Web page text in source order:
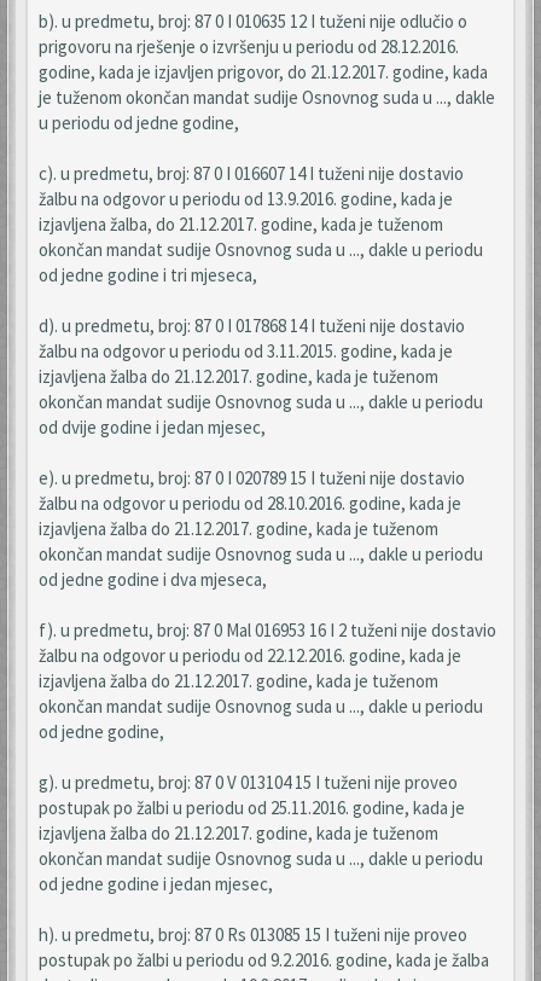
b). u predmetu, broj: 87 0 I 010635 12 I tuženi nije odlučio o
prigovoru na rješenje o izvršenju u periodu od 28.12.2016.
godine, kada je izjavljen prigovor, do 21.12.2017. godine, kada
je tuženom okončan mandat sudije Osnovnog suda u ..., dakle
u periodu od jedne godine,
c). u predmetu, broj: 87 0 I 016607 14 I tuženi nije dostavio
žalbu na odgovor u periodu od 13.9.2016. godine, kada je
izjavljena žalba, do 21.12.2017. godine, kada je tuženom
okončan mandat sudije Osnovnog suda u ..., dakle u periodu
od jedne godine i tri mjeseca,
d). u predmetu, broj: 87 0 I 017868 14 I tuženi nije dostavio
žalbu na odgovor u periodu od 3.11.2015. godine, kada je
izjavljena žalba do 21.12.2017. godine, kada je tuženom
okončan mandat sudije Osnovnog suda u ..., dakle u periodu
od dvije godine i jedan mjesec,
e). u predmetu, broj: 87 0 I 020789 15 I tuženi nije dostavio
žalbu na odgovor u periodu od 28.10.2016. godine, kada je
izjavljena žalba do 21.12.2017. godine, kada je tuženom
okončan mandat sudije Osnovnog suda u ..., dakle u periodu
od jedne godine i dva mjeseca,
f). u predmetu, broj: 87 0 Mal 016953 16 I 2 tuženi nije dostavio
žalbu na odgovor u periodu od 22.12.2016. godine, kada je
izjavljena žalba do 21.12.2017. godine, kada je tuženom
okončan mandat sudije Osnovnog suda u ..., dakle u periodu
od jedne godine,
g). u predmetu, broj: 87 0 V 013104 15 I tuženi nije proveo
postupak po žalbi u periodu od 25.11.2016. godine, kada je
izjavljena žalba do 21.12.2017. godine, kada je tuženom
okončan mandat sudije Osnovnog suda u ..., dakle u periodu
od jedne godine i jedan mjesec,
h). u predmetu, broj: 87 0 Rs 013085 15 I tuženi nije proveo
postupak po žalbi u periodu od 9.2.2016. godine, kada je žalba